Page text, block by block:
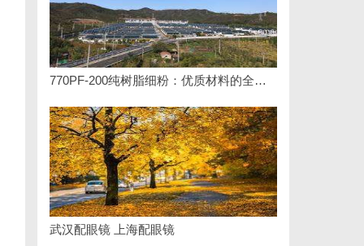
770PF-200纯树脂细粉：优质材料的全貌与应用
武汉配眼镜 上海配眼镜